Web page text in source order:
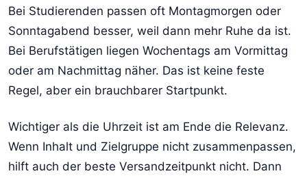
Bei Studierenden passen oft Montagmorgen oder
Sonntagabend besser, weil dann mehr Ruhe da ist.
Bei Berufstätigen liegen Wochentags am Vormittag
oder am Nachmittag näher. Das ist keine feste
Regel, aber ein brauchbarer Startpunkt.
Wichtiger als die Uhrzeit ist am Ende die Relevanz.
Wenn Inhalt und Zielgruppe nicht zusammenpassen,
hilft auch der beste Versandzeitpunkt nicht. Dann